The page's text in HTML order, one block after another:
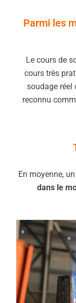
Parmi les
Le cours de
cours très
soudage réel
reconnu
En moyenne,
dans le